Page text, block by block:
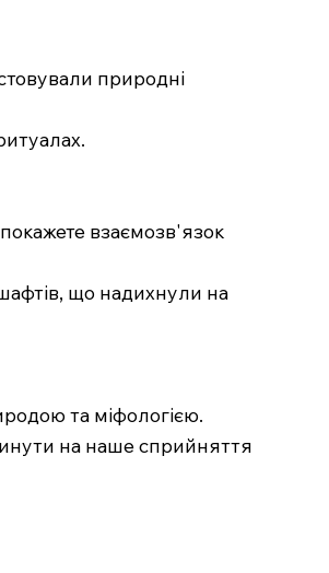
природні
взаємозв'язок
що надихнули на
та міфологією.
на наше сприйняття